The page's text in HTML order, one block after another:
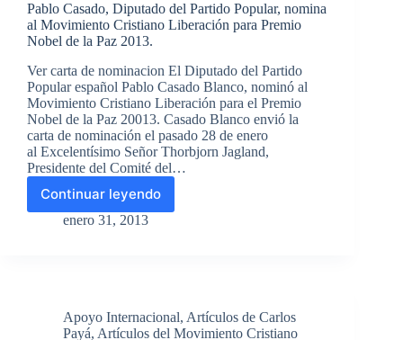
Pablo Casado, Diputado del Partido Popular, nomina
al Movimiento Cristiano Liberación para Premio
Nobel de la Paz 2013.
Ver carta de nominacion El Diputado del Partido
Popular español Pablo Casado Blanco, nominó al
Movimiento Cristiano Liberación para el Premio
Nobel de la Paz 20013. Casado Blanco envió la
carta de nominación el pasado 28 de enero
al Excelentísimo Señor Thorbjorn Jagland,
Presidente del Comité del…
Continuar leyendo
Pablo
Casado,
al
enero 31, 2013
Apoyo Internacional, Artículos de Carlos
Payá, Artículos del Movimiento Cristiano